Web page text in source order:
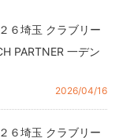
６埼玉 クラブリー
PARTNER 一デン
2026/04/16
６埼玉 クラブリー